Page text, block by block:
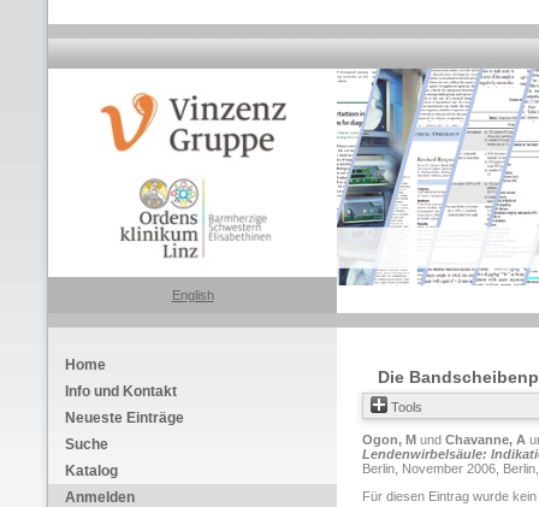
English
Home
Info und Kontakt
Neueste Einträge
Suche
Katalog
Anmelden
Die
Tools
Ogon, M und Chavanne, A
Lendenwirbelsäule:
Berlin, November 2006,
Für diesen Eintrag wurde